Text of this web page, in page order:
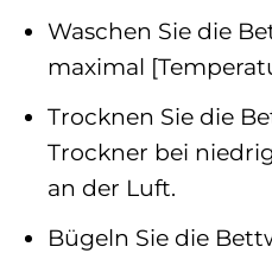
Waschen Sie die
maximal
Trocknen Sie die
Trockner bei
an der Luft.
Bügeln Sie die